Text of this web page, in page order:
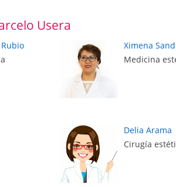
Usera
Ximena
Medicina
Delia Arama
Cirugía